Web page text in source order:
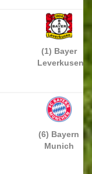
(1) Bayer
Leverkusen
(6) Bayern
Munich